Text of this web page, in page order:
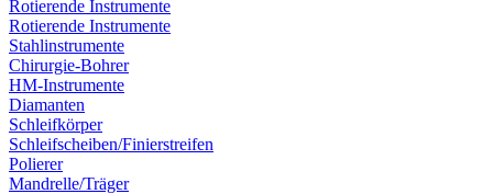
Rotierende Instrumente
Rotierende Instrumente
Stahlinstrumente
Chirurgie-Bohrer
HM-Instrumente
Diamanten
Schleifkörper
Schleifscheiben/Finierstreifen
Polierer
Mandrelle/Träger